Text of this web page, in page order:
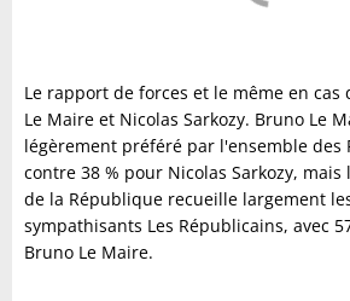
Le rapport de forces et le même en
Le Maire et Nicolas Sarkozy. Bruno Le
légèrement préféré par l'ensemble des
contre 38 % pour Nicolas Sarkozy,
de la République recueille largement
sympathisants Les Républicains, avec
Bruno Le Maire.